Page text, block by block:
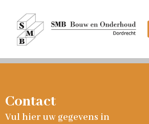
Contact
Vul hier uw gegevens in